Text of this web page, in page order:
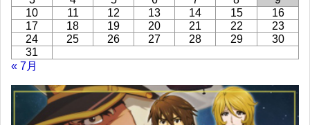
10
11 12 13 14 15
16
17
18 19 20 21 22
23
24
25 26 27 28 29
30
31
« 7月